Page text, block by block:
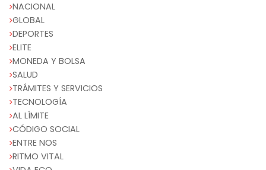
NACIONAL
GLOBAL
DEPORTES
ELITE
MONEDA Y BOLSA
SALUD
TRÁMITES Y SERVICIOS
TECNOLOGÍA
AL LÍMITE
CÓDIGO SOCIAL
ENTRE NOS
RITMO VITAL